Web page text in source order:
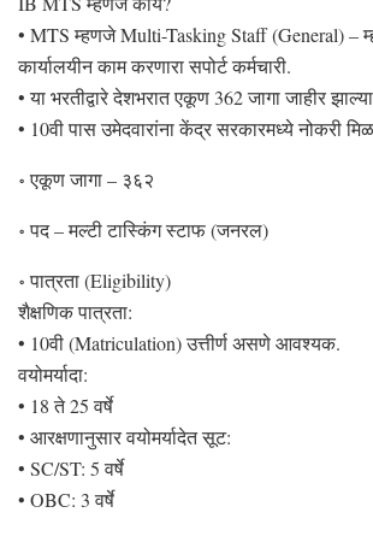
• MTS म्हणजे Multi-Tasking Staff (General) –
कार्यालयीन काम करणारा सपोर्ट कर्मचारी.
• या भरतीद्वारे देशभरात एकूण 362 जागा जाहीर
• 10वी पास उमेदवारांना केंद्र सरकारमध्ये नोकरी
॰ एकूण जागा – ३६२
॰ पद – मल्टी टास्किंग स्टाफ (जनरल)
॰ पात्रता (Eligibility)
शैक्षणिक पात्रता:
• 10वी (Matriculation) उत्तीर्ण असणे आवश्यक.
वयोमर्यादा:
• 18 ते 25 वर्षे
• आरक्षणानुसार वयोमर्यादेत सूट:
• SC/ST: 5 वर्षे
• OBC: 3 वर्षे